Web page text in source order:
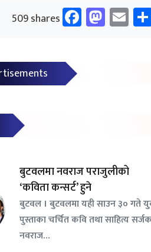
509 shares
बुटवलमा नवराज पराजुलीको
‘कविता कन्सर्ट’ हुने
बुटवल । बुटवलमा यही साउन ३० गते
पुस्ताका चर्चित कवि तथा साहित्य
नवराज…